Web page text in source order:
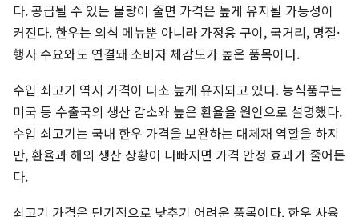
다. 공급될 수 있는 물량이 줄면 가격은 높게 유지될 가능성이
커진다. 한우는 외식 메뉴뿐 아니라 가정용 구이, 국거리, 명절·
행사 수요와도 연결돼 소비자 체감도가 높은 품목이다.
수입 쇠고기 역시 가격이 다소 높게 유지되고 있다. 농식품부는
미국 등 수출국의 생산 감소와 높은 환율을 원인으로 설명했다.
수입 쇠고기는 국내 한우 가격을 보완하는 대체재 역할을 하지
만, 환율과 해외 생산 상황이 나빠지면 가격 안정 효과가 줄어든
다.
쇠고기 가격은 단기적으로 낮추기 어려운 품목이다. 한우 사육